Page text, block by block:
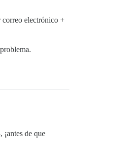
correo electrónico +
de que